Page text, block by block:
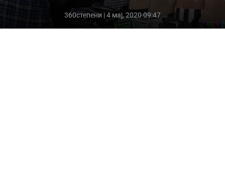
360степени | 4 мај, 2020 09:47